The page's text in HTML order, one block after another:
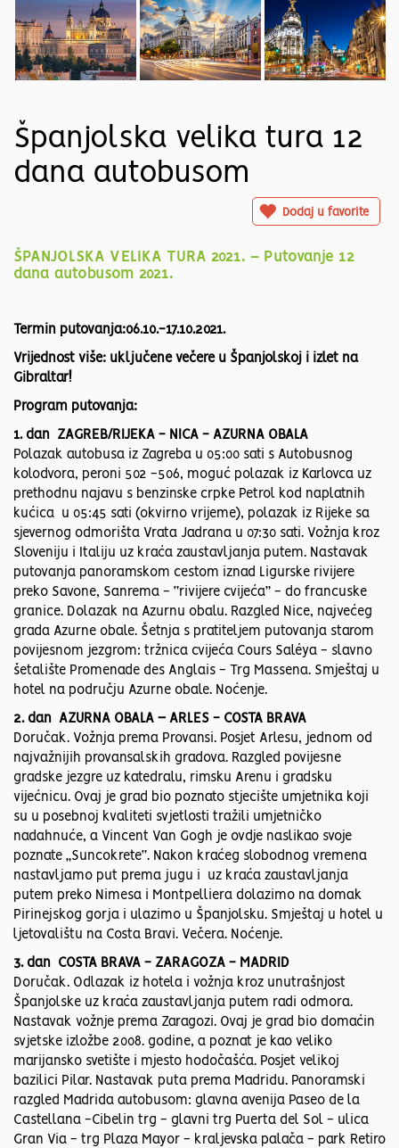
Španjolska velika tura 12
dana autobusom
Dodaj u favorite
ŠPANJOLSKA VELIKA TURA 2021. – Putovanje 12
dana autobusom 2021.
Termin putovanja:06.10.-17.10.2021.
Vrijednost više: uključene večere u Španjolskoj i izlet na
Gibraltar!
Program putovanja:
1. dan ZAGREB/RIJEKA - NICA - AZURNA OBALA
Polazak autobusa iz Zagreba u 05:00 sati s Autobusnog
kolodvora, peroni 502 -506, moguć polazak iz Karlovca uz
prethodnu najavu s benzinske crpke Petrol kod naplatnih
kućica u 05:45 sati (okvirno vrijeme), polazak iz Rijeke sa
sjevernog odmorišta Vrata Jadrana u 07:30 sati. Vožnja kroz
Sloveniju i Italiju uz kraća zaustavljanja putem. Nastavak
putovanja panoramskom cestom iznad Ligurske rivijere
preko Savone, Sanrema - “rivijere cvijeća” - do francuske
granice. Dolazak na Azurnu obalu. Razgled Nice, najvećeg
grada Azurne obale. Šetnja s pratiteljem putovanja starom
povijesnom jezgrom: tržnica cvijeća Cours Saléya - slavno
šetalište Promenade des Anglais - Trg Massena. Smještaj u
hotel na području Azurne obale. Noćenje.
2. dan AZURNA OBALA – ARLES - COSTA BRAVA
Doručak. Vožnja prema Provansi. Posjet Arlesu, jednom od
najvažnijih provansalskih gradova. Razgled povijesne
gradske jezgre uz katedralu, rimsku Arenu i gradsku
vijećnicu. Ovaj je grad bio poznato stjecište umjetnika koji
su u posebnoj kvaliteti svjetlosti tražili umjetničko
nadahnuće, a Vincent Van Gogh je ovdje naslikao svoje
poznate „Suncokrete“. Nakon kraćeg slobodnog vremena
nastavljamo put prema jugu i uz kraća zaustavljanja
putem preko Nimesa i Montpelliera dolazimo na domak
Pirinejskog gorja i ulazimo u Španjolsku. Smještaj u hotel u
ljetovalištu na Costa Bravi. Večera. Noćenje.
3. dan COSTA BRAVA - ZARAGOZA - MADRID
Doručak. Odlazak iz hotela i vožnja kroz unutrašnjost
Španjolske uz kraća zaustavljanja putem radi odmora.
Nastavak vožnje prema Zaragozi. Ovaj je grad bio domaćin
svjetske izložbe 2008. godine, a poznat je kao veliko
marijansko svetište i mjesto hodočašća. Posjet velikoj
bazilici Pilar. Nastavak puta prema Madridu. Panoramski
razgled Madrida autobusom: glavna avenija Paseo de la
Castellana -Cibelin trg - glavni trg Puerta del Sol - ulica
Gran Via - trg Plaza Mayor - kraljevska palača - park Retiro